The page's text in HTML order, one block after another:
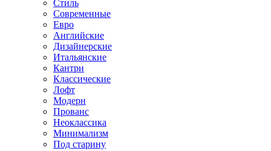
Стиль
Современные
Евро
Английские
Дизайнерские
Итальянские
Кантри
Классические
Лофт
Модерн
Прованс
Неоклассика
Минимализм
Под старину